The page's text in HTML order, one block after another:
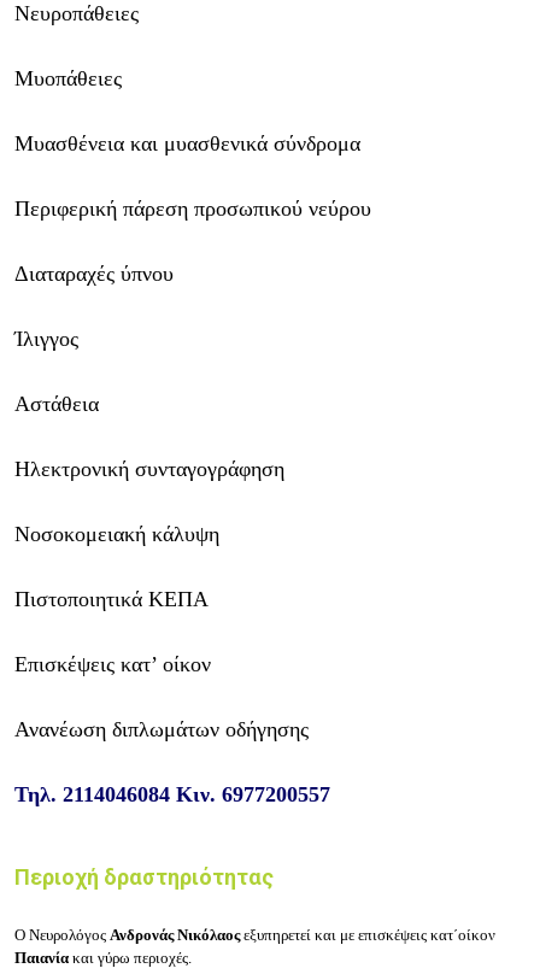
Νευροπάθειες
Μυοπάθειες
Μυασθένεια και μυασθενικά σύνδρομα
Περιφερική πάρεση προσωπικού νεύρου
Διαταραχές ύπνου
Ίλιγγος
Αστάθεια
Ηλεκτρονική συνταγογράφηση
Νοσοκομειακή κάλυψη
Πιστοποιητικά ΚΕΠΑ
Επισκέψεις κατ’ οίκον
Ανανέωση διπλωμάτων οδήγησης
Τηλ. 2114046084 Κιν. 6977200557
Περιοχή δραστηριότητας
Ο Νευρολόγος Ανδρονάς Νικόλαοςεξυπηρετεί και με επισκέψεις κατ΄οίκον
Παιανία και γύρω περιοχές.